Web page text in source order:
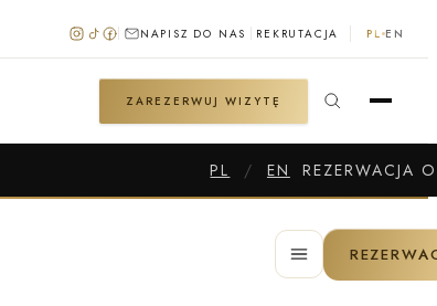
NAPISZ DO NAS REKRUTACJA PL EN
ZAREZERWUJ WIZYTĘ
PL / EN REZERWACJA